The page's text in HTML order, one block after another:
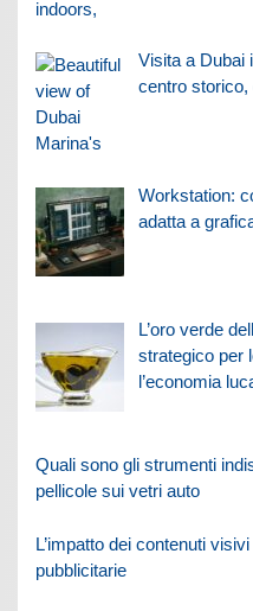
Visita a Dubai
centro storico,
Workstation:
adatta a
L’oro verde
strategico per
l’economia
Quali sono gli strumenti
pellicole sui vetri auto
L’impatto dei contenuti
pubblicitarie